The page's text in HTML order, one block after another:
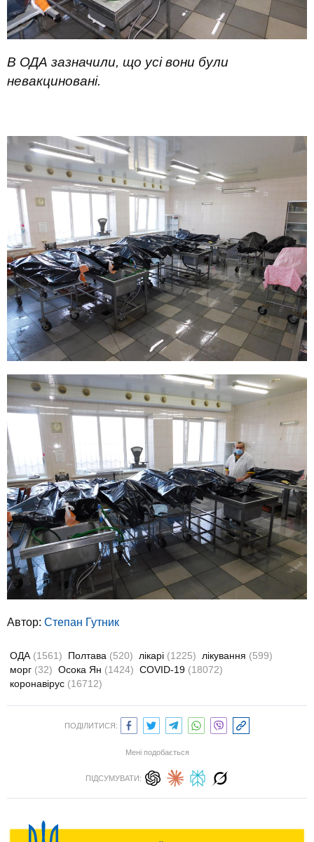
В ОДА зазначили, що усі вони були
невакциновані.
Автор: Степан Гутник
ОДА (1561) Полтава (520) лікарі (1225) лікування (599)
морг (32) Осока Ян (1424) COVID-19 (18072)
коронавірус (16712)
ПОДІЛИТИСЯ:
Мені подобається
ПІДСУМУВАТИ: